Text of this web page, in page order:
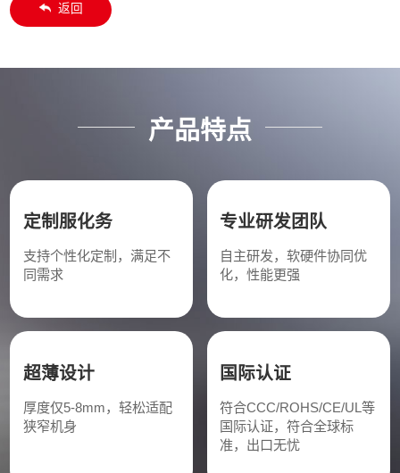
返回
产品特点
定制服化务
支持个性化定制，满足不
同需求
专业研发团队
自主研发，软硬件协同优
化，性能更强
超薄设计
厚度仅5-8mm，轻松适配
狭窄机身
国际认证
符合CCC/ROHS/CE/UL等
国际认证，符合全球标
准，出口无忧